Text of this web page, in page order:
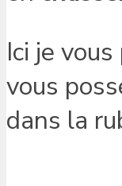
Ici je
vous
dans la